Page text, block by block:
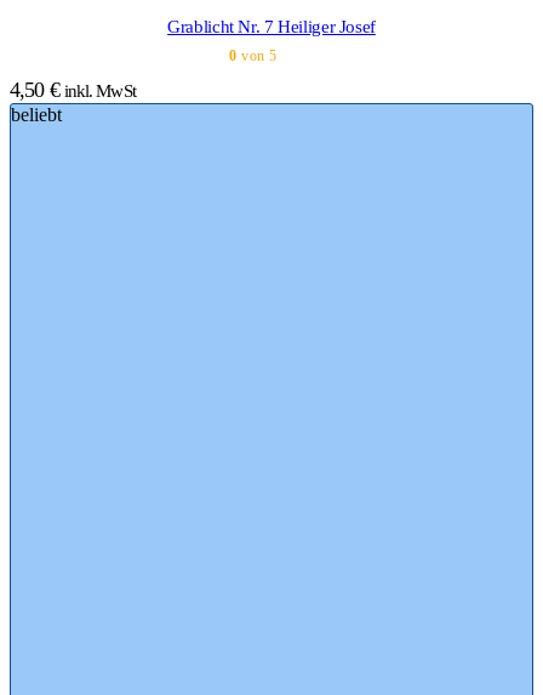
Grablicht Nr. 7 Heiliger Josef
0 von 5
4,50 € inkl. MwSt
beliebt